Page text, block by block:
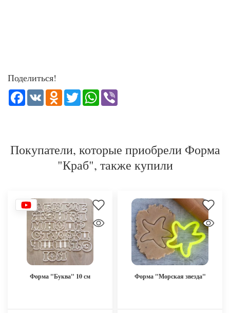
Поделиться!
Facebook
VK Odnoklassniki
TwitterWhatsApp
Покупатели, которые приобрели Форма
"Краб", также купили
Форма "Буква" 10 см Форма "Морская звезда"